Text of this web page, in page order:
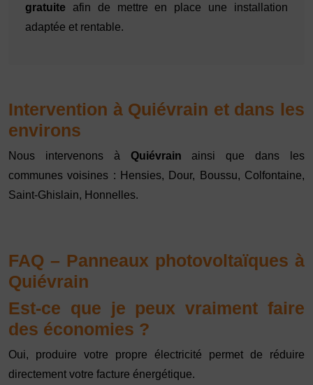
gratuite afin de mettre en place une installation
adaptée et rentable.
Intervention à Quiévrain et dans les
environs
Nous intervenons à Quiévrain ainsi que dans les
communes voisines : Hensies, Dour, Boussu, Colfontaine,
Saint-Ghislain, Honnelles.
FAQ – Panneaux photovoltaïques à
Quiévrain
Est-ce que je peux vraiment faire
des économies ?
Oui, produire votre propre électricité permet de réduire
directement votre facture énergétique.